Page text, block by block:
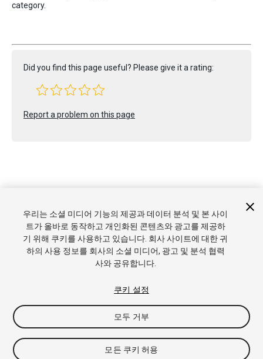
category.
Did you find this page useful? Please give it a rating:
Report a problem on this page
튜토리얼
커뮤니티 답변 기술 자료 포럼 에셋 스토어
및 이용약관
법률정보 개인정보처리방침 쿠키
내 개인정보 판
매 금지
쿠키 기본 설정
우리는 소셜 미디어 기능의 제공과 데이터 분석 및 본 사이
트가 올바로 동작하고 개인화된 콘텐츠와 광고를 제공하
기 위해 쿠키를 사용하고 있습니다. 회사 사이트에 대한 귀
하의 사용 정보를 회사의 소셜 미디어, 광고 및 분석 협력
사와 공유합니다.
쿠키 설정
모두 거부
모든 쿠키 허용